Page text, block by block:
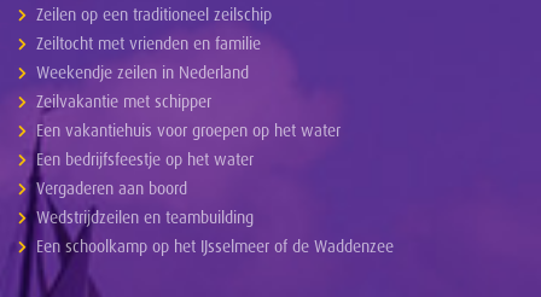
Zeilen op een traditioneel zeilschip
Zeiltocht met vrienden en familie
Weekendje zeilen in Nederland
Zeilvakantie met schipper
Een vakantiehuis voor groepen op het water
Een bedrijfsfeestje op het water
Vergaderen aan boord
Wedstrijdzeilen en teambuilding
Een schoolkamp op het IJsselmeer of de Waddenzee